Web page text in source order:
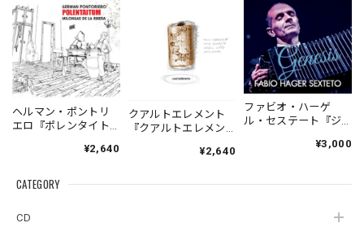
CATEGORY
CD
ヘルマン・ポントリ
エロ『ポレンタイト
Pontoriero『POLENT
la Ribera』
¥2,640
クアルトエレメント
『クアルトエレメン
Cuartoelemento『Cu
（007RECORDS-27）
¥2,640
ファビオ・ハーゲ
ル・セステート『ジ
¥3,000